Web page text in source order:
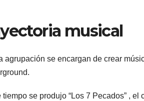
musical
agrupación se encargan de crear
tiempo se produjo “Los 7 Pecados” ,